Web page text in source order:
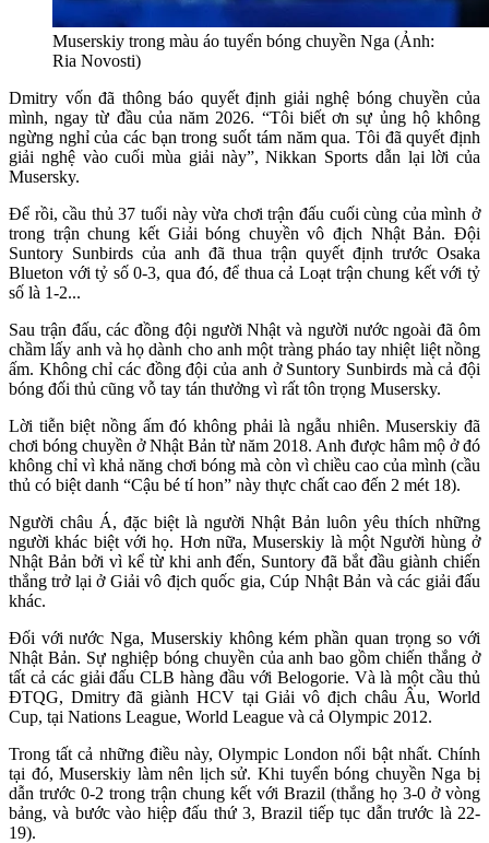
Muserskiy trong màu áo tuyển bóng chuyền Nga (Ảnh:
Ria Novosti)
Dmitry vốn đã thông báo quyết định giải nghệ bóng chuyền của
mình, ngay từ đầu của năm 2026. “Tôi biết ơn sự ủng hộ không
ngừng nghỉ của các bạn trong suốt tám năm qua. Tôi đã quyết định
giải nghệ vào cuối mùa giải này”, Nikkan Sports dẫn lại lời của
Musersky.
Để rồi, cầu thủ 37 tuổi này vừa chơi trận đấu cuối cùng của mình ở
trong trận chung kết Giải bóng chuyền vô địch Nhật Bản. Đội
Suntory Sunbirds của anh đã thua trận quyết định trước Osaka
Blueton với tỷ số 0-3, qua đó, để thua cả Loạt trận chung kết với tỷ
số là 1-2...
Sau trận đấu, các đồng đội người Nhật và người nước ngoài đã ôm
chầm lấy anh và họ dành cho anh một tràng pháo tay nhiệt liệt nồng
ấm. Không chỉ các đồng đội của anh ở Suntory Sunbirds mà cả đội
bóng đối thủ cũng vỗ tay tán thưởng vì rất tôn trọng Musersky.
Lời tiễn biệt nồng ấm đó không phải là ngẫu nhiên. Muserskiy đã
chơi bóng chuyền ở Nhật Bản từ năm 2018. Anh được hâm mộ ở đó
không chỉ vì khả năng chơi bóng mà còn vì chiều cao của mình (cầu
thủ có biệt danh “Cậu bé tí hon” này thực chất cao đến 2 mét 18).
Người châu Á, đặc biệt là người Nhật Bản luôn yêu thích những
người khác biệt với họ. Hơn nữa, Muserskiy là một Người hùng ở
Nhật Bản bởi vì kể từ khi anh đến, Suntory đã bắt đầu giành chiến
thắng trở lại ở Giải vô địch quốc gia, Cúp Nhật Bản và các giải đấu
khác.
Đối với nước Nga, Muserskiy không kém phần quan trọng so với
Nhật Bản. Sự nghiệp bóng chuyền của anh bao gồm chiến thắng ở
tất cả các giải đấu CLB hàng đầu với Belogorie. Và là một cầu thủ
ĐTQG, Dmitry đã giành HCV tại Giải vô địch châu Âu, World
Cup, tại Nations League, World League và cả Olympic 2012.
Trong tất cả những điều này, Olympic London nổi bật nhất. Chính
tại đó, Muserskiy làm nên lịch sử. Khi tuyển bóng chuyền Nga bị
dẫn trước 0-2 trong trận chung kết với Brazil (thắng họ 3-0 ở vòng
bảng, và bước vào hiệp đấu thứ 3, Brazil tiếp tục dẫn trước là 22-
19).